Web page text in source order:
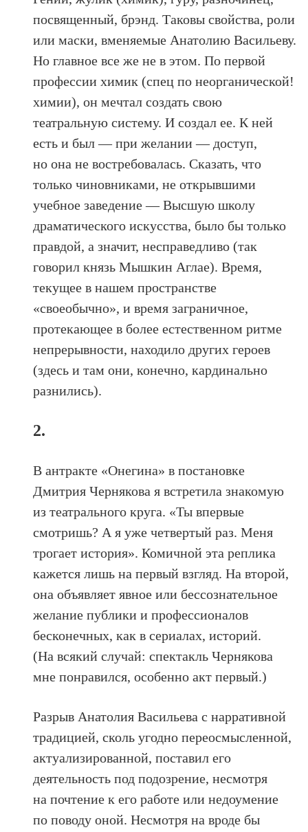
посвященный, брэнд. Таковы свойства, роли
или маски, вменяемые Анатолию Васильеву.
Но главное все же не в этом. По первой
профессии химик (спец по неорганической!
химии), он мечтал создать свою
театральную систему. И создал ее. К ней
есть и был — при желании — доступ,
но она не востребовалась. Сказать, что
только чиновниками, не открывшими
учебное заведение — Высшую школу
драматического искусства, было бы только
правдой, а значит, несправедливо (так
говорил князь Мышкин Аглае). Время,
текущее в нашем пространстве
«своеобычно», и время заграничное,
протекающее в более естественном ритме
непрерывности, находило других героев
(здесь и там они, конечно, кардинально
разнились).
2.
В антракте «Онегина» в постановке
Дмитрия Чернякова я встретила знакомую
из театрального круга. «Ты впервые
смотришь? А я уже четвертый раз. Меня
трогает история». Комичной эта реплика
кажется лишь на первый взгляд. На второй,
она объявляет явное или бессознательное
желание публики и профессионалов
бесконечных, как в сериалах, историй.
(На всякий случай: спектакль Чернякова
мне понравился, особенно акт первый.)
Разрыв Анатолия Васильева с нарративной
традицией, сколь угодно переосмысленной,
актуализированной, поставил его
деятельность под подозрение, несмотря
на почтение к его работе или недоумение
по поводу оной. Несмотря на вроде бы